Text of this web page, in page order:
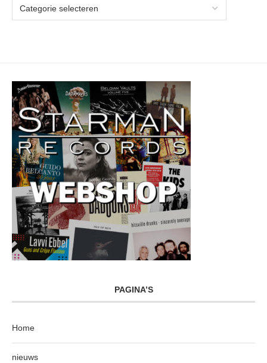
PAGINA’S
Home
nieuws